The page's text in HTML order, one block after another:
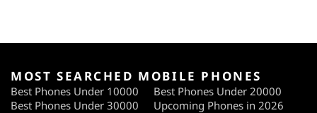
MOST SEARCHED MOBILE PHONES
Best Phones Under 10000
Best Phones Under 20000
Best Phones Under 30000
Upcoming Phones in 2026